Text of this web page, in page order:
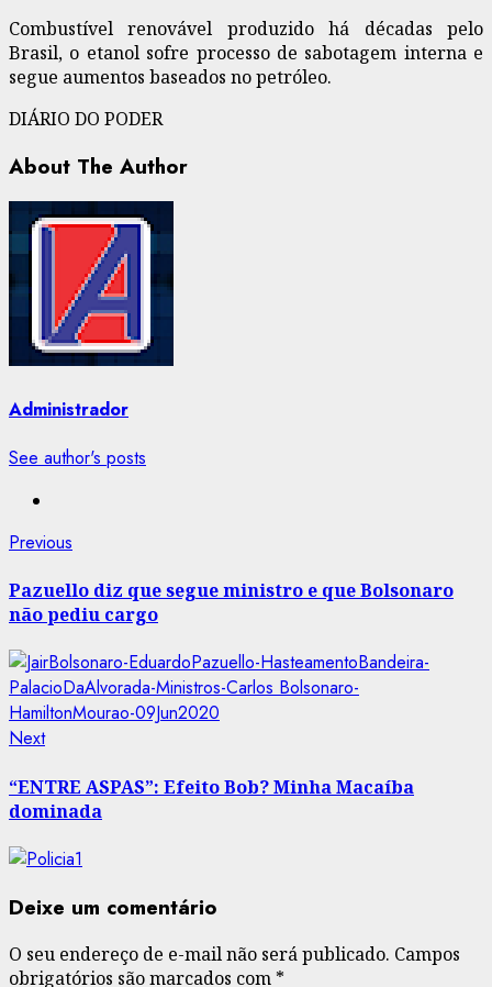
Combustível renovável produzido há décadas pelo
Brasil, o etanol sofre processo de sabotagem interna e
segue aumentos baseados no petróleo.
DIÁRIO DO PODER
About The Author
Administrador
See author's posts
Post
navigation
Previous
Pazuello diz que segue ministro e que Bolsonaro
não pediu cargo
NextNext
“ENTRE ASPAS”: Efeito Bob? Minha Macaíba
dominada
Deixe um comentário
O seu endereço de e-mail não será publicado. Campos
obrigatórios são marcados com *